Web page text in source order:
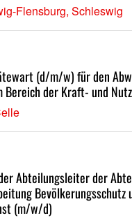
Flensburg, Schleswig
(d/m/w) für den
Bereich der Kraft- und
Abteilungsleiter der
Bevölkerungsschutz
(m/w/d)